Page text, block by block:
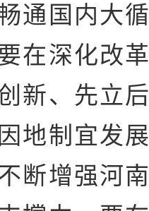
通国内大
在深化改
新、先立
地制宜发
断增强河